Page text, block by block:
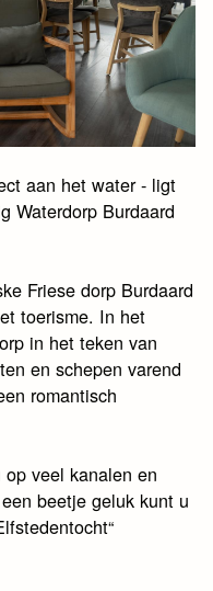
aan het water - ligt
Waterdorp Burdaard
Friese dorp Burdaard
toerisme. In het
in het teken van
en schepen varend
romantisch
veel kanalen en
beetje geluk kunt u